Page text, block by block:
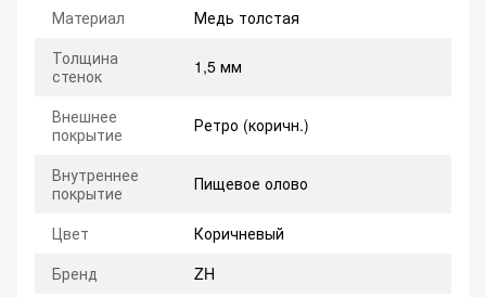
Материал
Медь толстая
Толщина
стенок
1,5 мм
Внешнее
покрытие
Ретро (коричн.)
Внутреннее
покрытие
Пищевое олово
Цвет
Коричневый
Бренд
ZH